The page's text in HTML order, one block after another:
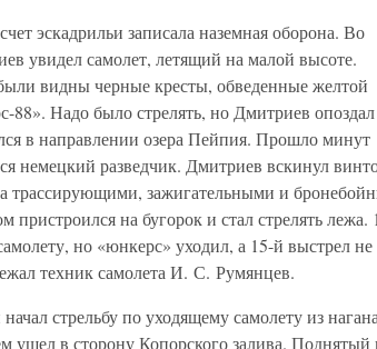
эскадрильи записала наземная оборона. Во
увидел самолет, летящий на малой высоте.
видны черные кресты, обведенные желтой
88». Надо было стрелять, но Дмитриев
в направлении озера Пейпия. Прошло минут
немецкий разведчик. Дмитриев вскинул
трассирующими, зажигательными и
пристроился на бугорок и стал стрелять лежа.
но «юнкерс» уходил, а 15-й выстрел не
техник самолета И. С. Румянцев.
стрельбу по уходящему самолету из
в сторону Копорского залива. Поднятый